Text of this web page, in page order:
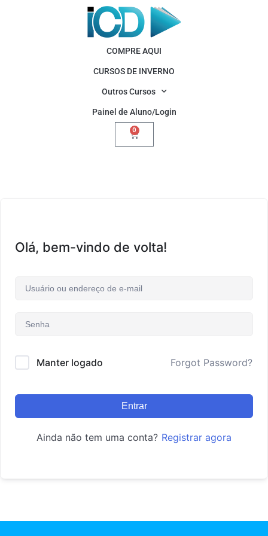
COMPRE AQUI
CURSOS DE INVERNO
Outros Cursos
Painel de Aluno/Login
0
Olá, bem-vindo de volta!
Manter logado Forgot Password?
Entrar
Ainda não tem uma conta? Registrar agora